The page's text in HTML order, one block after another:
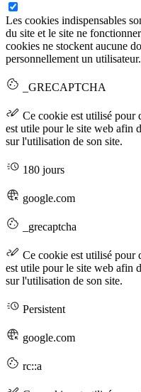
Les cookies indispensables
du site et le site ne
cookies ne stockent aucune
personnellement un utilisateur.
_GRECAPTCHA
Ce cookie est utilisé pour
est utile pour le site web afin
sur l'utilisation de son site.
180 jours
google.com
_grecaptcha
Ce cookie est utilisé pour
est utile pour le site web afin
sur l'utilisation de son site.
Persistent
google.com
rc::a